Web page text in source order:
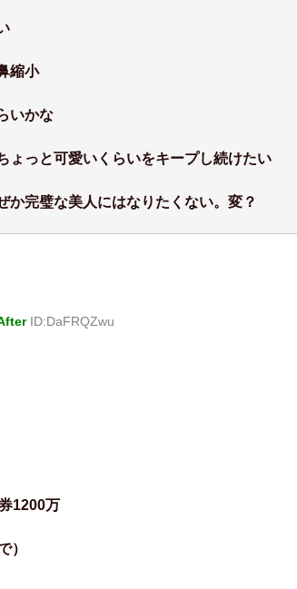
縮小
いかな
っと可愛いくらいをキープし続けたい
完璧な美人にはなりたくない。変？
ID:DaFRQZwu
1200万
）